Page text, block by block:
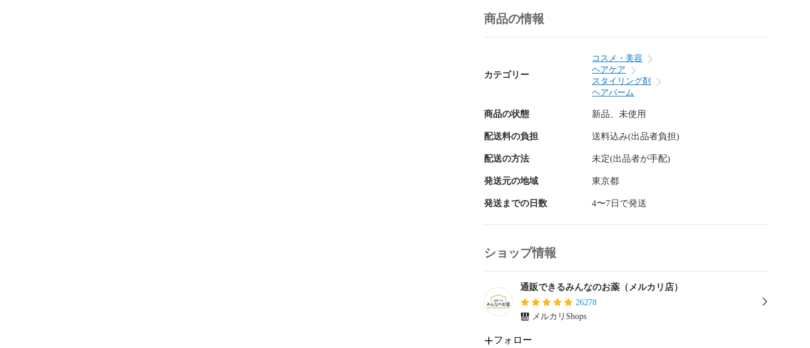
・子供の手の届かないところに置いてください。
・皮フ科医等へご相談の際は、全成分情報が必要となることがありま
すので、このラベルを大切に保管してください。
【成分・添加物】
アビシニカ種子油、トリベヘニン、パラフィン、トリイソステアリン
酸PEG-20グリセリル、トリエチルヘキサノイン、パルミチン酸デキス
トリン、ヒマワリ種子ロウ、カプリル酸ポリグリセリル-3、シア脂、
酢酸トコフェロール、アルガニアスピノサ核油、アストロカリウムム
料
●濡れ髪×潤いケア。まとまりあるこなれスタイル続く、髪なじみのよ
●天然保湿成分アルガンオイル※配合。※アルガニアスピノサ核油（保
湿成分）
●まとまり・束感続く。
●べたつかず、なめらか。
商品の情報
カテゴリー
コスメ・美容
ヘアケア
スタイリング剤
ヘアバーム
商品の状態 新品、未使用
配送料の負担 送料込み(出品者負担)
配送の方法 未定(出品者が手配)
発送元の地域 東京都
発送までの日数 4〜7日で発送
ショップ情報
通販できるみんなのお薬（メルカリ店）
26278
メルカリShops
フォロー